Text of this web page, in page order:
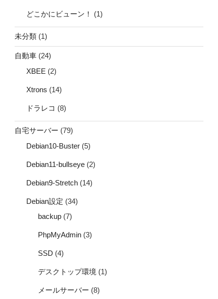
どこかにビューン！ (1)
未分類 (1)
自動車 (24)
XBEE (2)
Xtrons (14)
ドラレコ (8)
自宅サーバー (79)
Debian10-Buster (5)
Debian11-bullseye (2)
Debian9-Stretch (14)
Debian設定 (34)
backup (7)
PhpMyAdmin (3)
SSD (4)
デスクトップ環境 (1)
メールサーバー (8)